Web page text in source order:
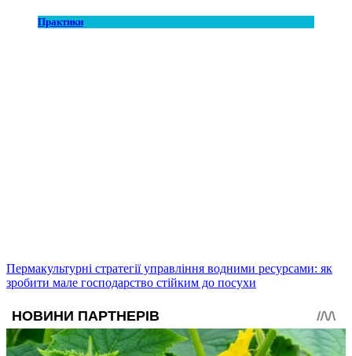
Практики
Пермакультурні стратегії управління водними ресурсами: як
зробити мале господарство стійким до посухи